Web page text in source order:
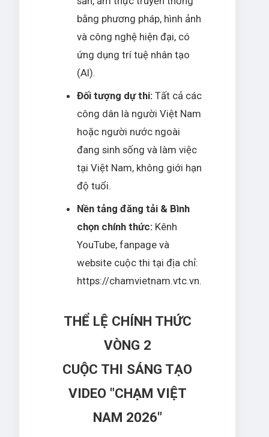
bằng phương pháp, hình ảnh
và công nghệ hiện đại, có
ứng dụng trí tuệ nhân tạo
(AI).
Đối tượng dự thi: Tất cả các
công dân là người Việt Nam
hoặc người nước ngoài
đang sinh sống và làm việc
tại Việt Nam, không giới hạn
độ tuổi.
Nền tảng đăng tải & Bình
chọn chính thức: Kênh
YouTube, fanpage và
website cuộc thi tại địa chỉ:
https://chamvietnam.vtc.vn.
THỂ LỆ CHÍNH THỨC
VÒNG 2
CUỘC THI SÁNG TẠO
VIDEO "CHẠM VIỆT
NAM 2026"